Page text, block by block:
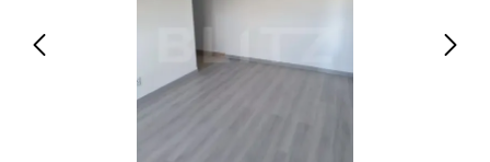
Servicii
Animale de companie
Afaceri și echipamente profesionale
Utilaje agricole si industriale
Piese auto si accesorii